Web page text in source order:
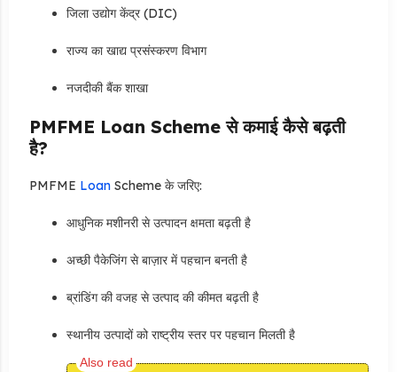
जिला उद्योग केंद्र (DIC)
राज्य का खाद्य प्रसंस्करण विभाग
नजदीकी बैंक शाखा
PMFME Loan Scheme से कमाई कैसे बढ़ती
है?
PMFME LoanScheme के जरिए:
आधुनिक मशीनरी से उत्पादन क्षमता बढ़ती है
अच्छी पैकेजिंग से बाज़ार में पहचान बनती है
ब्रांडिंग की वजह से उत्पाद की कीमत बढ़ती है
स्थानीय उत्पादों को राष्ट्रीय स्तर पर पहचान मिलती है